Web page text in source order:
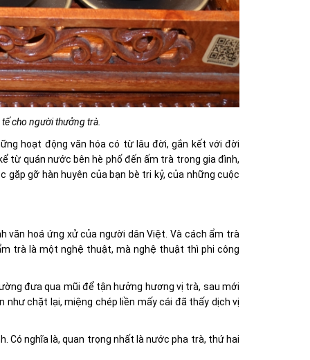
cho người thưởng trà.
hoạt động văn hóa có từ lâu đời, gắn kết với đời
từ quán nước bên hè phố đến ấm trà trong gia đình,
gỡ hàn huyên của bạn bè tri kỷ, của những cuộc
văn hoá ứng xử của người dân Việt. Và cách ẩm trà
trà là một nghệ thuật, mà nghệ thuật thì phi công
đưa qua mũi để tận hưởng hương vị trà, sau mới
như chặt lại, miệng chép liền mấy cái đã thấy dịch vị
Có nghĩa là, quan trọng nhất là nước pha trà, thứ hai